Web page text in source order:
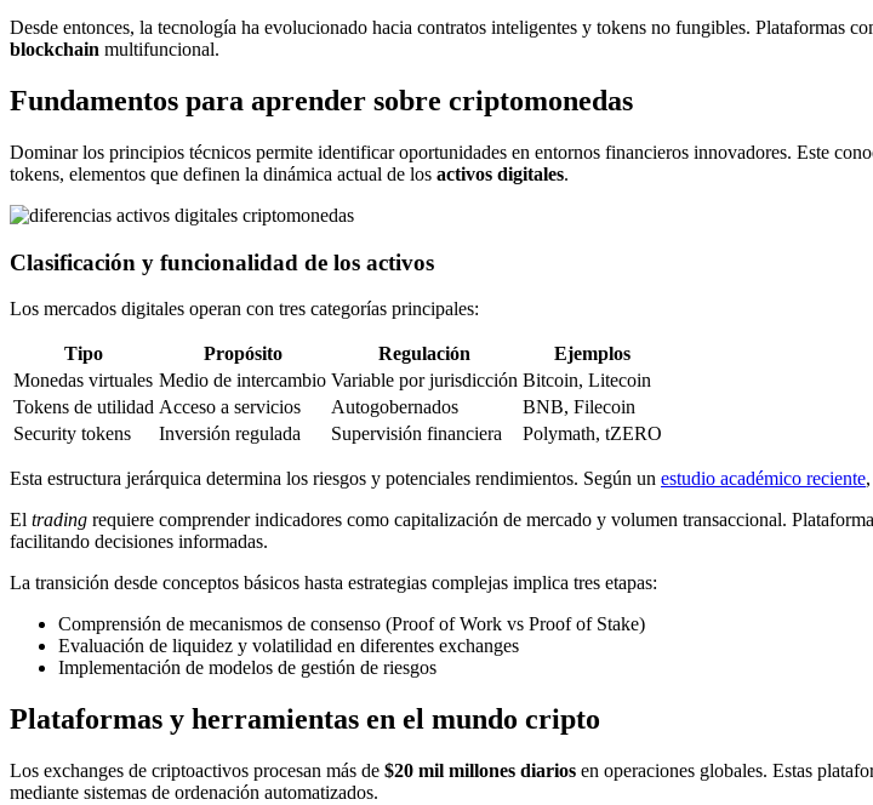
Desde entonces, la tecnología ha evolucionado hacia contratos inteligentes y tokens no fungibles. Plataformas
blockchain multifuncional.
Fundamentos para aprender sobre criptomonedas
Dominar los principios técnicos permite identificar oportunidades en entornos financieros innovadores. Este
tokens, elementos que definen la dinámica actual de los activos digitales.
Clasificación y funcionalidad de los activos
Los mercados digitales operan con tres categorías principales:
Tipo Propósito Regulación
Ejemplos
Monedas virtuales Medio de intercambio Variable por jurisdicción Bitcoin, Litecoin
Tokens de utilidad Acceso a servicios Autogobernados
BNB, Filecoin
Security tokens
Inversión regulada Supervisión financiera Polymath, tZERO
Esta estructura jerárquica determina los riesgos y potenciales rendimientos. Según un estudio académico reciente
El trading requiere comprender indicadores como capitalización de mercado y volumen transaccional.
facilitando decisiones informadas.
La transición desde conceptos básicos hasta estrategias complejas implica tres etapas:
Comprensión de mecanismos de consenso (Proof of Work vs Proof of Stake)
Evaluación de liquidez y volatilidad en diferentes exchanges
Implementación de modelos de gestión de riesgos
Plataformas y herramientas en el mundo cripto
Los exchanges de criptoactivos procesan más de $20 mil millones diarios en operaciones globales. Estas
mediante sistemas de ordenación automatizados.